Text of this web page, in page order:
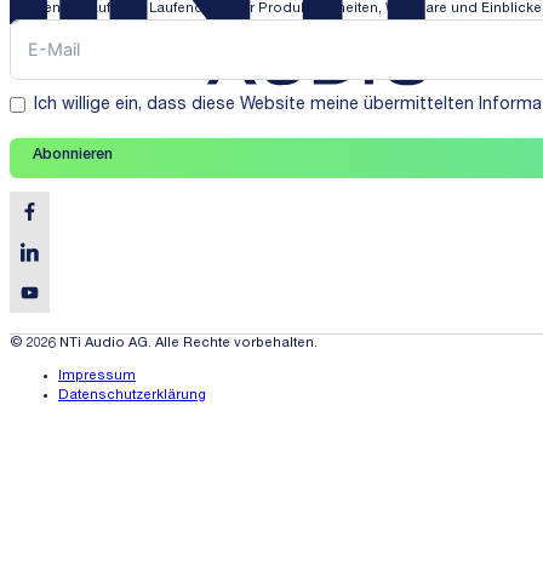
Bleiben Sie auf dem Laufenden über Produktneuheiten, Webinare und
Ich willige ein, dass diese Website meine übermittelten
Abonnieren
© 2026 NTi Audio AG. Alle Rechte vorbehalten.
Impressum
Datenschutzerklärung